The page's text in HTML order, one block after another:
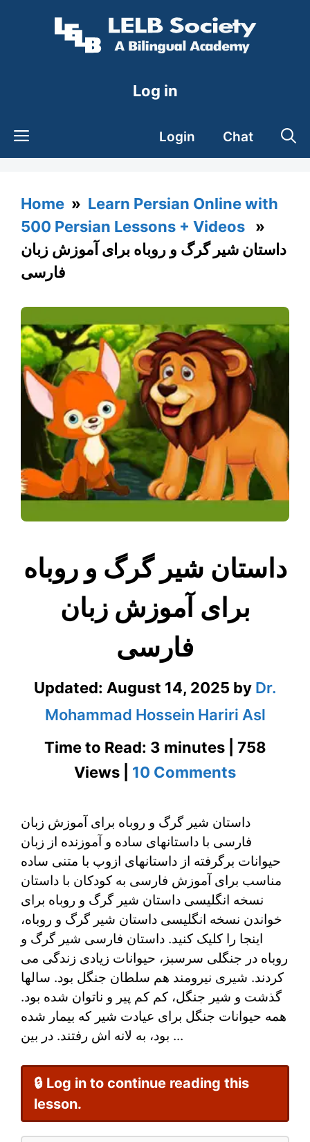
Log in
Login Chat
Home » Learn Persian Online with
500 Persian Lessons + Videos »
داستان شیر گرگ و روباه برای آموزش زبان
فارسی
داستان شیر گرگ و روباه
برای آموزش زبان
فارسی
Updated: August 14, 2025 by Dr.
Mohammad Hossein Hariri Asl
Time to Read: 3 minutes | 758
Views | 10 Commentson
شیر
گرگ
و
روباه
برای
آموزش
زبان
فارسی
داستان شیر گرگ و روباه برای آموزش زبان
فارسی با داستانهای ساده و آموزنده از زبان
حیوانات برگرفته از داستانهای ازوپ با متنی ساده
مناسب برای آموزش فارسی به کودکان با داستان
نسخه انگلیسی داستان شیر گرگ و روباه برای
خواندن نسخه انگلیسی داستان شیر گرگ و روباه،
اینجا را کلیک کنید. داستان فارسی شیر گرگ و
روباه در جنگلی سرسبز، حیوانات زیادی زندگی می
کردند. شیری نیرومند هم سلطان جنگل بود. سالها
گذشت و شیر جنگل، کم کم پیر و ناتوان شده بود.
همه حیوانات جنگل برای عیادت شیر که بیمار شده
بود، به لانه اش رفتند. در بین ...
🔒 Log in to continue reading this
lesson.